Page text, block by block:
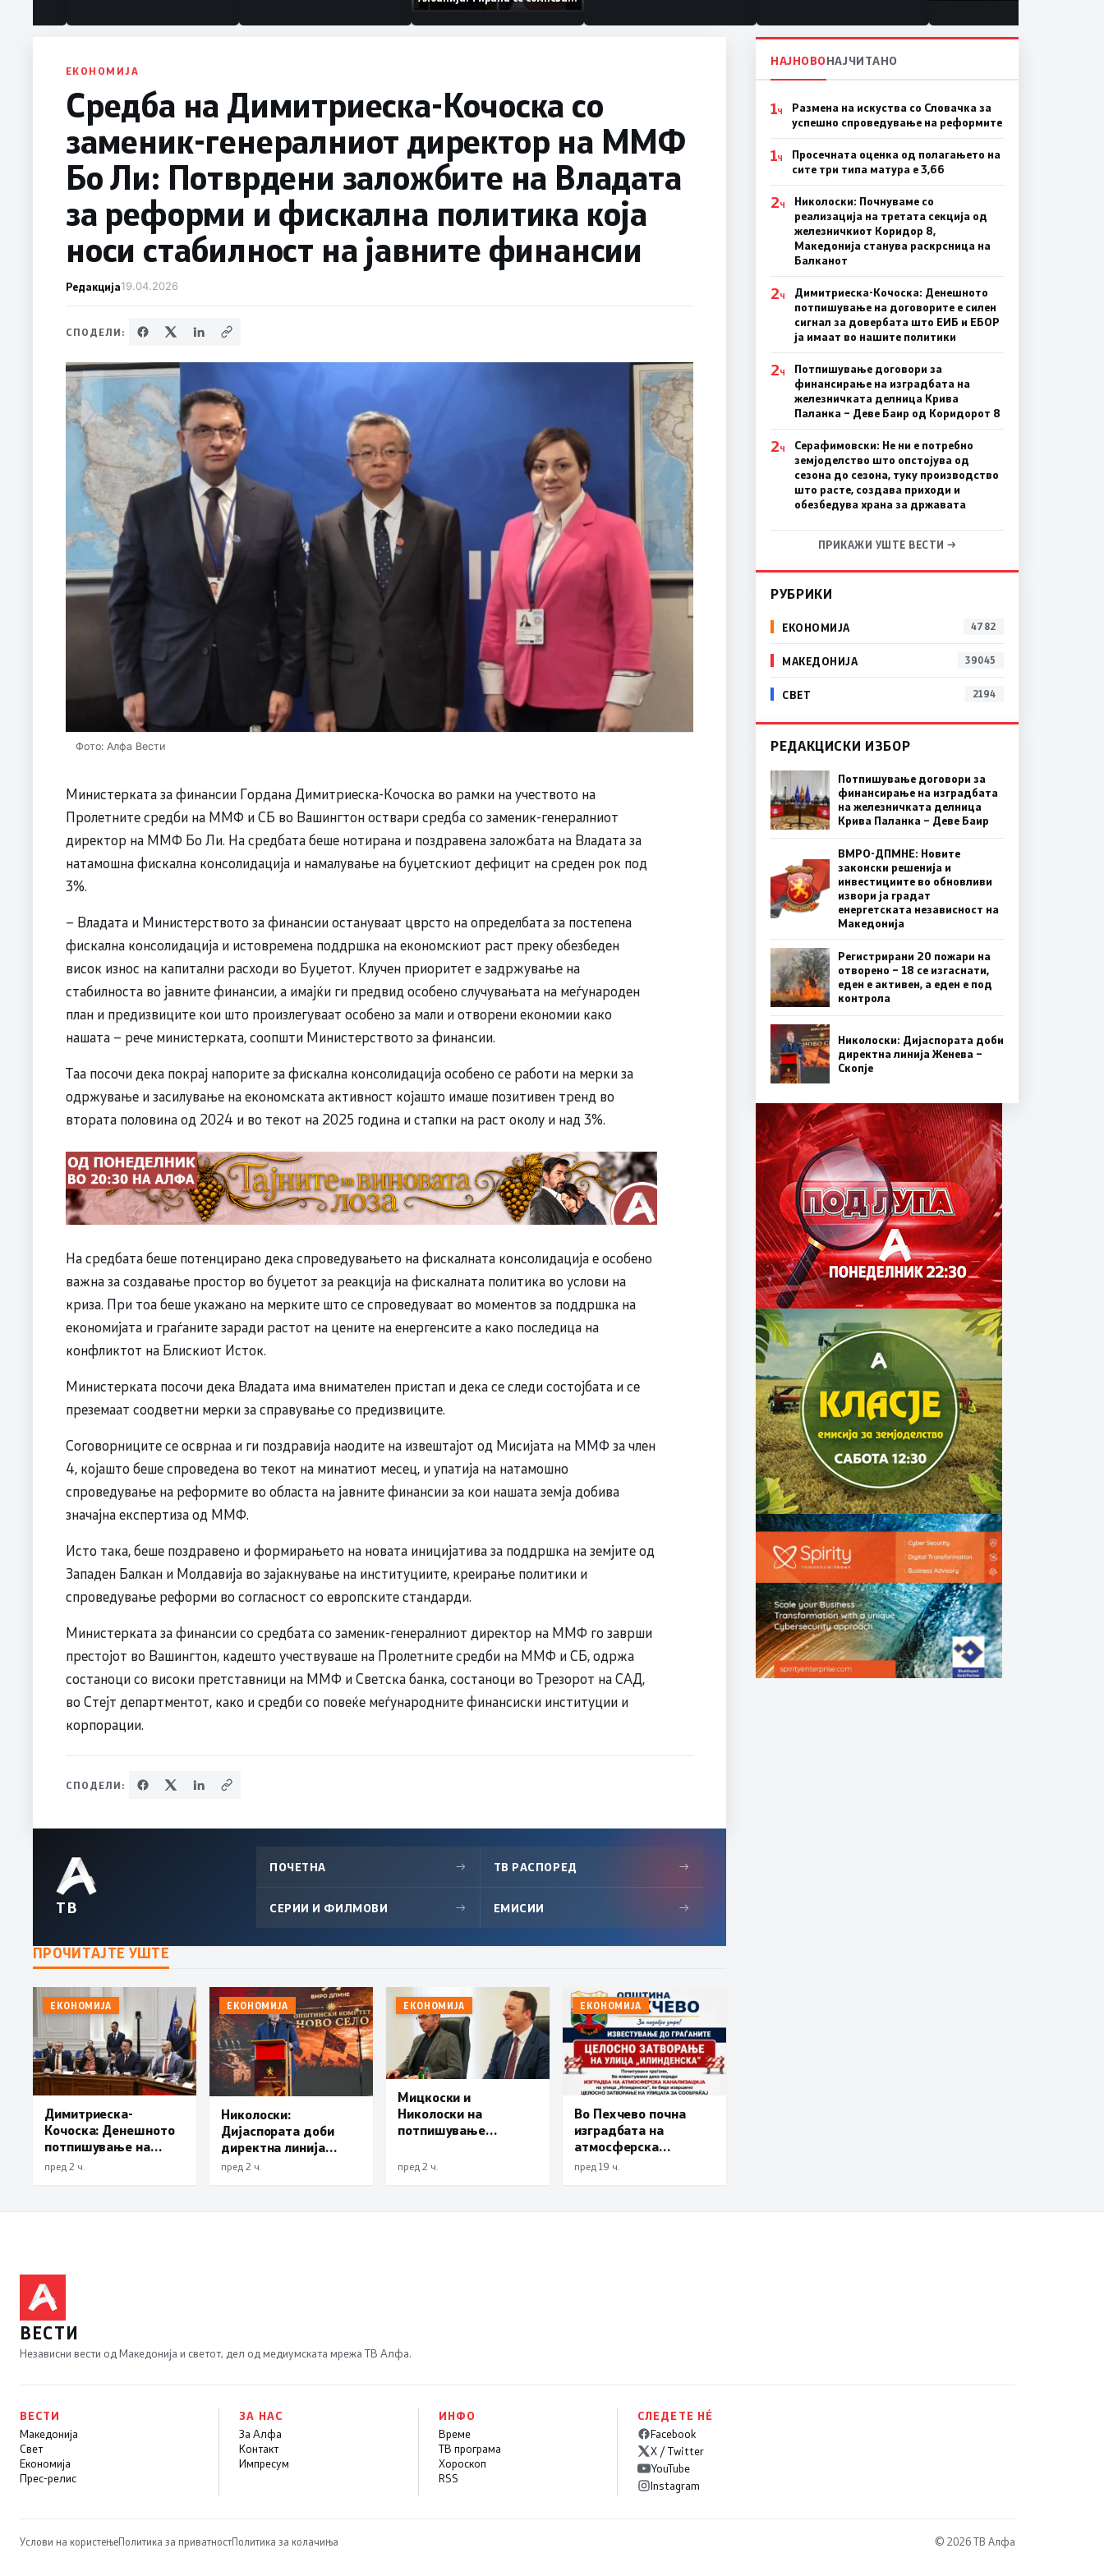
дека работеле за
терористички организации
ЕКОНОМИЈА
Средба на Димитриеска-Кочоска со
заменик-генералниот директор на ММФ
Бо Ли: Потврдени заложбите на Владата
за реформи и фискална политика која
носи стабилност на јавните финансии
Редакција19.04.2026
СПОДЕЛИ:
Фото: Алфа Вести
Министерката за финансии Гордана Димитриеска-Кочоска во рамки на учеството на
Пролетните средби на ММФ и СБ во Вашингтон оствари средба со заменик-генералниот
директор на ММФ Бо Ли. На средбата беше нотирана и поздравена заложбата на Владата за
натамошна фискална консолидација и намалување на буџетскиот дефицит на среден рок под
3%.
– Владата и Министерството за финансии остануваат цврсто на определбата за постепена
фискална консолидација и истовремена поддршка на економскиот раст преку обезбеден
висок износ на капитални расходи во Буџетот. Клучен приоритет е задржување на
стабилноста во јавните финансии, а имајќи ги предвид особено случувањата на меѓународен
план и предизвиците кои што произлегуваат особено за мали и отворени економии како
нашата – рече министерката, соопшти Министерството за финансии.
Таа посочи дека покрај напорите за фискална консолидација особено се работи на мерки за
одржување и засилување на економската активност којашто имаше позитивен тренд во
втората половина од 2024 и во текот на 2025 година и стапки на раст околу и над 3%.
На средбата беше потенцирано дека спроведувањето на фискалната консолидација е особено
важна за создавање простор во буџетот за реакција на фискалната политика во услови на
криза. При тоа беше укажано на мерките што се спроведуваат во моментов за поддршка на
економијата и граѓаните заради растот на цените на енергенсите а како последица на
конфликтот на Блискиот Исток.
Министерката посочи дека Владата има внимателен пристап и дека се следи состојбата и се
преземаат соодветни мерки за справување со предизвиците.
Соговорниците се осврнаа и ги поздравија наодите на извештајот од Мисијата на ММФ за член
4, којашто беше спроведена во текот на минатиот месец, и упатија на натамошно
спроведување на реформите во областа на јавните финансии за кои нашата земја добива
значајна експертиза од ММФ.
Исто така, беше поздравено и формирањето на новата иницијатива за поддршка на земјите од
Западен Балкан и Молдавија во зајакнување на институциите, креирање политики и
спроведување реформи во согласност со европските стандарди.
Министерката за финансии со средбата со заменик-генералниот директор на ММФ го заврши
престојот во Вашингтон, кадешто учествуваше на Пролетните средби на ММФ и СБ, одржа
состаноци со високи претставници на ММФ и Светска банка, состаноци во Трезорот на САД,
во Стејт департментот, како и средби со повеќе меѓународните финансиски институции и
корпорации.
СПОДЕЛИ:
ТВ
ПОЧЕТНА → ТВ РАСПОРЕД →
СЕРИИ И ФИЛМОВИ → ЕМИСИИ →
ПРОЧИТАЈТЕ УШТЕ
ЕКОНОМИЈА
Димитриеска-
Кочоска: Денешното
потпишување на
договорите е силен
пред 2 ч.
ЕКОНОМИЈА
Николоски:
Дијаспората доби
директна линија
Женева – Скопје
пред 2 ч.
ЕКОНОМИЈА
Мицкоски и
Николоски на
потпишување
финансирање на
пред 2 ч.
ЕКОНОМИЈА
Во Пехчево почна
изградбата на
атмосферска
канализација на
улицата
пред 19 ч.
НАЈНОВОНАЈЧИТАНО
1Ч
Размена на искуства со Словачка за
успешно спроведување на реформите
1Ч
Просечната оценка од полагањето на
сите три типа матура е 3,66
2Ч
Николоски: Почнуваме со
реализација на третата секција од
железничкиот Коридор 8,
Македонија станува раскрсница на
Балканот
2Ч
Димитриеска-Кочоска: Денешното
потпишување на договорите е силен
сигнал за довербата што ЕИБ и ЕБОР
ја имаат во нашите политики
2Ч
Потпишување договори за
финансирање на изградбата на
железничката делница Крива
Паланка – Деве Баир од Коридорот 8
2Ч
Серафимовски: Не ни е потребно
земјоделство што опстојува од
сезона до сезона, туку производство
што расте, создава приходи и
обезбедува храна за државата
ПРИКАЖИ УШТЕ ВЕСТИ →
РУБРИКИ
ЕКОНОМИЈА 4782
МАКЕДОНИЈА 39045
СВЕТ 2194
РЕДАКЦИСКИ ИЗБОР
Потпишување договори за
финансирање на изградбата
на железничката делница
Крива Паланка – Деве Баир
ВМРО-ДПМНЕ: Новите
законски решенија и
инвестициите во обновливи
извори ја градат
енергетската независност на
Македонија
Регистрирани 20 пожари на
отворено – 18 се изгаснати,
еден е активен, а еден е под
контрола
Николоски: Дијаспората доби
директна линија Женева –
Скопје
ВЕСТИ
Независни вести од Македонија и светот, дел од медиумската мрежа ТВ Алфа.
ВЕСТИ
Македонија
Свет
Економија
Прес-релис
ЗА НАС
За Алфа
Контакт
Импресум
ИНФО
Време
ТВ програма
Хороскоп
RSS
СЛЕДЕТЕ НÉ
Facebook
X / Twitter
YouTube
Instagram
Услови на користењеПолитика за приватностПолитика за колачиња © 2026 ТВ Алфа